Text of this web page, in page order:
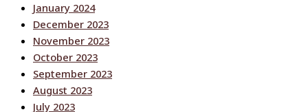
January 2024
December 2023
November 2023
October 2023
September 2023
August 2023
July 2023